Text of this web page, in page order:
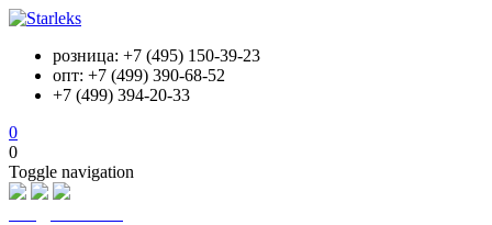
розница: +7 (495) 150-39-23
опт: +7 (499) 390-68-52
+7 (499) 394-20-33
0
0
Toggle navigation